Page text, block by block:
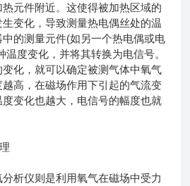
元件附近。这使得被加热区域的
变化，导致测量热电偶丝处的温
的测量元件(如另一个热电偶或电
温度变化，并将其转换为电信号。
化，就可以确定被测气体中氧气
高，在磁场作用下引起的气流变
变化也越大，电信号的幅度也就
仪则是利用氧气在磁场中受力